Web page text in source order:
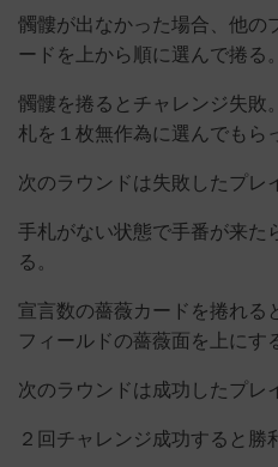
髑髏が出なかった場合、他の
ードを上から順に選んで捲る。
髑髏を捲るとチャレンジ失敗
札を１枚無作為に選んでもら
次のラウンドは失敗したプレ
手札がない状態で手番が来た
る。
宣言数の薔薇カードを捲れ
フィールドの薔薇面を上にす
次のラウンドは成功したプレ
２回チャレンジ成功すると勝